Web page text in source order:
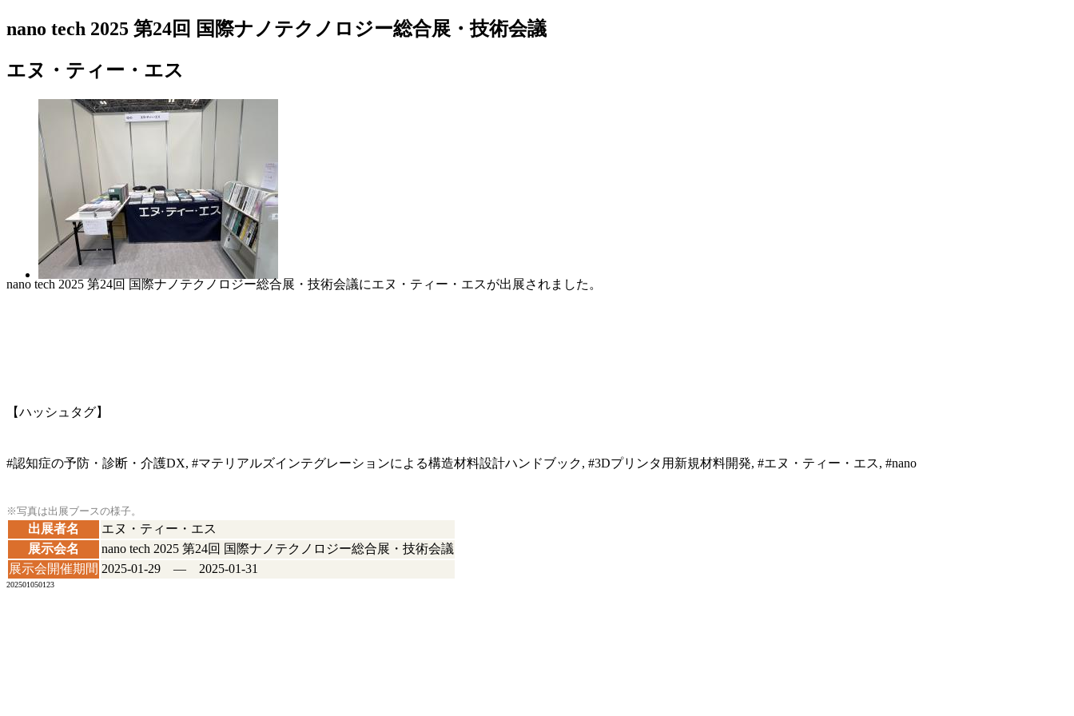
nano tech 2025 第24回 国際ナノテクノロジー総合展・技術会議
エヌ・ティー・エス
nano tech 2025 第24回 国際ナノテクノロジー総合展・技術会議にエヌ・ティー・エスが出展されました。
【ハッシュタグ】
#認知症の予防・診断・介護DX, #マテリアルズインテグレーションによる構造材料設計ハンドブック, #3Dプリンタ用新規材料開発, #エヌ・ティー・エス, #nano
※写真は出展ブースの様子。
出展者名
エヌ・ティー・エス
展示会名
nano tech 2025 第24回 国際ナノテクノロジー総合展・技術会議
展示会開催期間 2025-01-29 ― 2025-01-31
202501050123